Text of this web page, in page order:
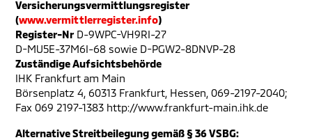
Versicherungsvermittlungsregister
(www.vermittlerregister.info)
Register-Nr D-9WPC-VH9RI-27
D-MU5E-37M6I-68 sowie D-PGW2-8DNVP-28
Zuständige Aufsichtsbehörde
IHK Frankfurt am Main
Börsenplatz 4, 60313 Frankfurt, Hessen, 069-2197-2040;
Fax 069 2197-1383 http://www.frankfurt-main.ihk.de
Alternative Streitbeilegung gemäß § 36 VSBG: